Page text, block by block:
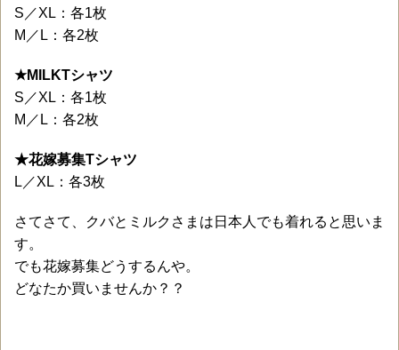
S／XL：各1枚
M／L：各2枚
★MILKTシャツ
S／XL：各1枚
M／L：各2枚
★花嫁募集Tシャツ
L／XL：各3枚
さてさて、クバとミルクさまは日本人でも着れると思いま
す。
でも花嫁募集どうするんや。
どなたか買いませんか？？